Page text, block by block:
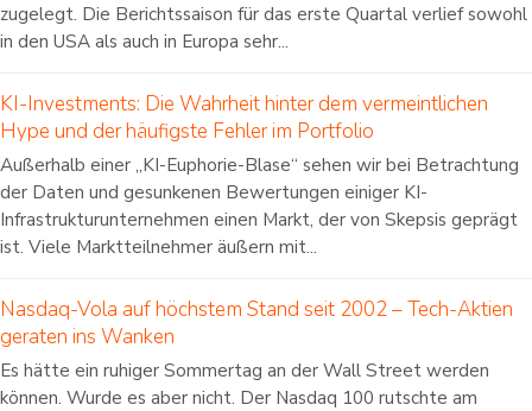
zugelegt. Die Berichtssaison für das erste Quartal verlief sowohl
in den USA als auch in Europa sehr...
KI-Investments: Die Wahrheit hinter dem vermeintlichen
Hype und der häufigste Fehler im Portfolio
Außerhalb einer „KI-Euphorie-Blase“ sehen wir bei Betrachtung
der Daten und gesunkenen Bewertungen einiger KI-
Infrastrukturunternehmen einen Markt, der von Skepsis geprägt
ist. Viele Marktteilnehmer äußern mit...
Nasdaq-Vola auf höchstem Stand seit 2002 – Tech-Aktien
geraten ins Wanken
Es hätte ein ruhiger Sommertag an der Wall Street werden
können. Wurde es aber nicht. Der Nasdaq 100 rutschte am